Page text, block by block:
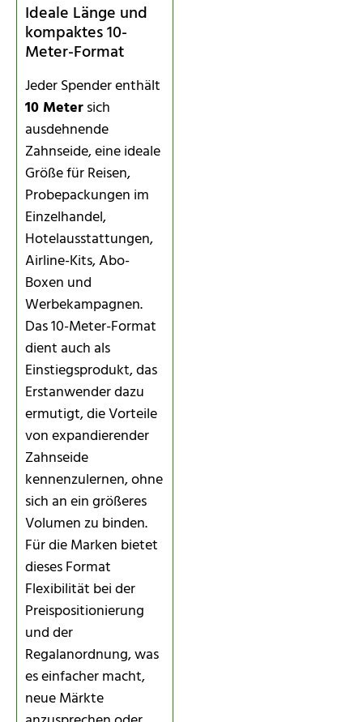
Ideale Länge und
kompaktes 10-
Meter-Format
Jeder Spender enthält
10 Metersich
ausdehnende
Zahnseide, eine ideale
Größe für Reisen,
Probepackungen im
Einzelhandel,
Hotelausstattungen,
Airline-Kits, Abo-
Boxen und
Werbekampagnen.
Das 10-Meter-Format
dient auch als
Einstiegsprodukt, das
Erstanwender dazu
ermutigt, die Vorteile
von expandierender
Zahnseide
kennenzulernen, ohne
sich an ein größeres
Volumen zu binden.
Für die Marken bietet
dieses Format
Flexibilität bei der
Preispositionierung
und der
Regalanordnung, was
es einfacher macht,
neue Märkte